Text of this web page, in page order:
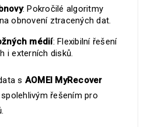
: Pokročilé algoritmy
obnovení ztracených dat.
médií: Flexibilní řešení
i externích disků.
s AOMEI MyRecover
řešením pro